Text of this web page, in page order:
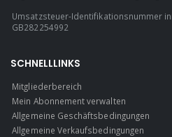
Umsatzsteuer-Identifikationsnummer
GB282254992
SCHNELLLINKS
Mitgliederbereich
Mein Abonnement verwalten
Allgemeine Geschäftsbedingungen
Allgemeine Verkaufsbedingungen